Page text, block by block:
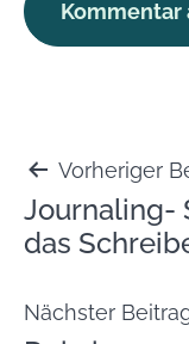
Vorheriger
Journaling-
das
Nächster